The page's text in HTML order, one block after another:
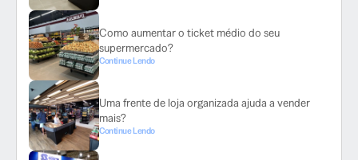
Como aumentar o ticket médio do seu
supermercado?
Continue Lendo
Uma frente de loja organizada ajuda a vender
mais?
Continue Lendo